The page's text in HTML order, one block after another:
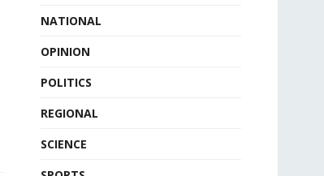
NATIONAL
OPINION
POLITICS
REGIONAL
SCIENCE